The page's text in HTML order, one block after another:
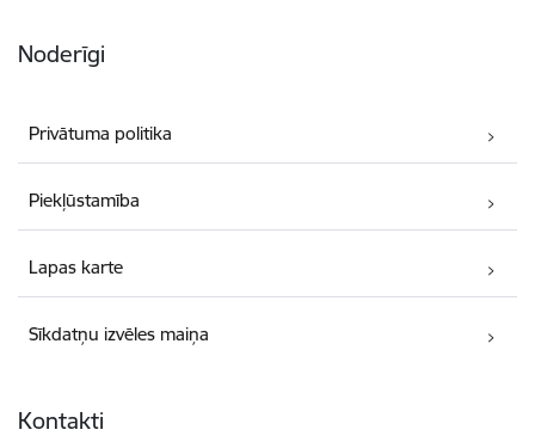
Noderīgi
Privātuma politika
Piekļūstamība
Lapas karte
Sīkdatņu izvēles maiņa
Kontakti